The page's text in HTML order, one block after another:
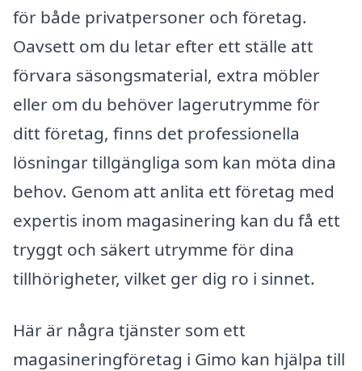
för både privatpersoner och företag.
Oavsett om du letar efter ett ställe att
förvara säsongsmaterial, extra möbler
eller om du behöver lagerutrymme för
ditt företag, finns det professionella
lösningar tillgängliga som kan möta dina
behov. Genom att anlita ett företag med
expertis inom magasinering kan du få ett
tryggt och säkert utrymme för dina
tillhörigheter, vilket ger dig ro i sinnet.
Här är några tjänster som ett
magasineringföretag i Gimo kan hjälpa till